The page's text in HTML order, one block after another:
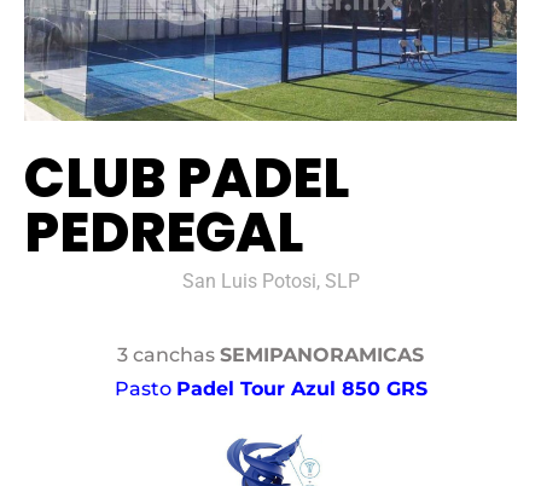
CLUB PADEL
PEDREGAL
San Luis Potosi, SLP
3 canchas SEMIPANORAMICAS
Pasto Padel Tour Azul 850 GRS